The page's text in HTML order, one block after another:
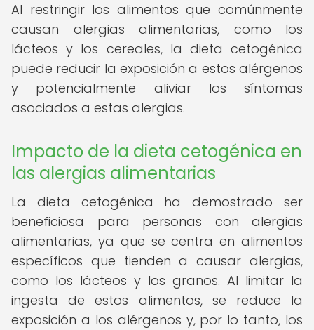
Al restringir los alimentos que comúnmente
causan alergias alimentarias, como los
lácteos y los cereales, la dieta cetogénica
puede reducir la exposición a estos alérgenos
y potencialmente aliviar los síntomas
asociados a estas alergias.
Impacto de la dieta cetogénica en
las alergias alimentarias
La dieta cetogénica ha demostrado ser
beneficiosa para personas con alergias
alimentarias, ya que se centra en alimentos
específicos que tienden a causar alergias,
como los lácteos y los granos. Al limitar la
ingesta de estos alimentos, se reduce la
exposición a los alérgenos y, por lo tanto, los